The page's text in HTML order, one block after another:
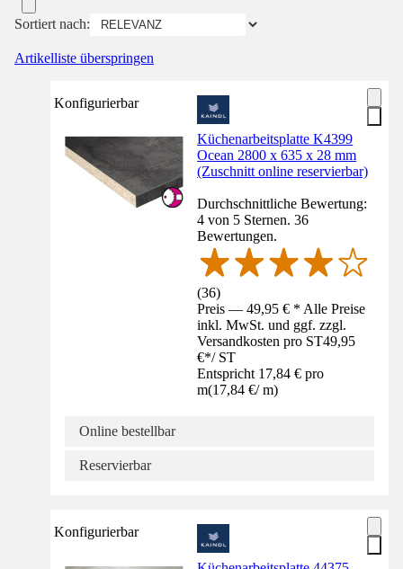
Sortiert nach:
Artikelliste überspringen
Konfigurierbar
Küchenarbeitsplatte K4399
Ocean 2800 x 635 x 28 mm
(Zuschnitt online reservierbar)
Durchschnittliche Bewertung:
4 von 5 Sternen. 36
Bewertungen.
(36)
Preis — 49,95 € * Alle Preise
inkl. MwSt. und ggf. zzgl.
Versandkosten pro ST49,95
€*/ ST
Entspricht 17,84 € pro
m(17,84 €/ m)
Online bestellbar
Reservierbar
Konfigurierbar